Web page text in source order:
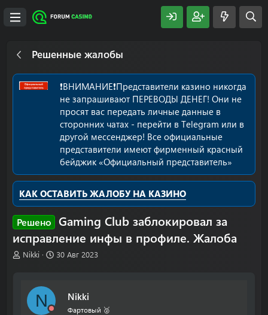
Решенные жалобы
❗️ВНИМАНИЕ❗️Представители казино никогда
не запрашивают ПЕРЕВОДЫ ДЕНЕГ! Они не
просят вас передать личные данные в
сторонних чатах - перейти в Telegram или в
другой мессенджер! Все официальные
представители имеют фирменный красный
бейджик «Официальный представитель»
КАК ОСТАВИТЬ ЖАЛОБУ НА КАЗИНО
Решено
Gaming Club заблокировал за
исправление инфы в профиле. Жалоба
А
Nikki
Д
30 Авг 2023
N Nikki
Фартовый 🥈